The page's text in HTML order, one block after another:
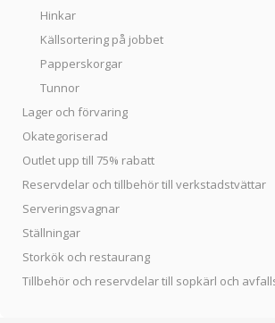
Hinkar
Källsortering på jobbet
Papperskorgar
Tunnor
Lager och förvaring
Okategoriserad
Outlet upp till 75% rabatt
Reservdelar och tillbehör till verkstadstvättar
Serveringsvagnar
Ställningar
Storkök och restaurang
Tillbehör och reservdelar till sopkärl och